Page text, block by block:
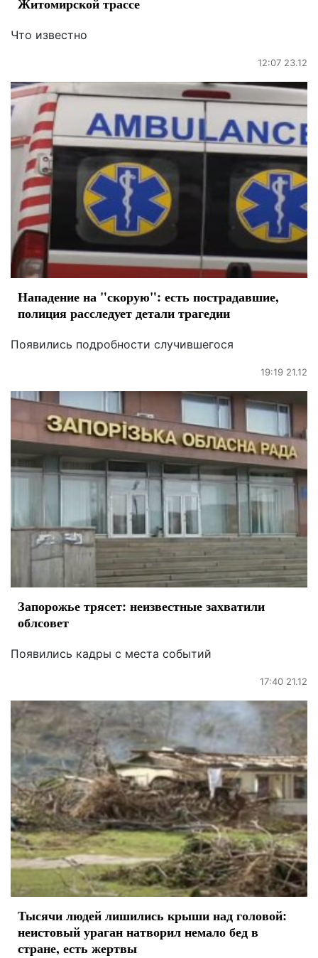
Житомирской трассе
Что известно
12:07 23.12
Нападение на "скорую": есть пострадавшие,
полиция расследует детали трагедии
Появились подробности случившегося
19:19 21.12
Запорожье трясет: неизвестные захватили
облсовет
Появились кадры с места событий
17:40 21.12
Тысячи людей лишились крыши над головой:
неистовый ураган натворил немало бед в
стране, есть жертвы